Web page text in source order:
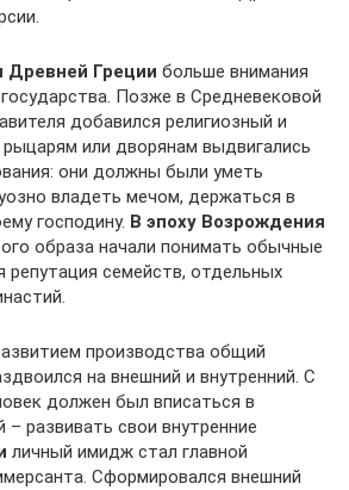
Греции больше внимания
Позже в Средневековой
добавился религиозный и
рыцарям или дворянам выдвигались
они должны были уметь
владеть мечом, держаться в
господину. В эпоху Возрождения
образа начали понимать обычные
семейств, отдельных
производства общий
на внешний и внутренний. С
должен был вписаться в
развивать свои внутренние
личный имидж стал главной
Сформировался внешний